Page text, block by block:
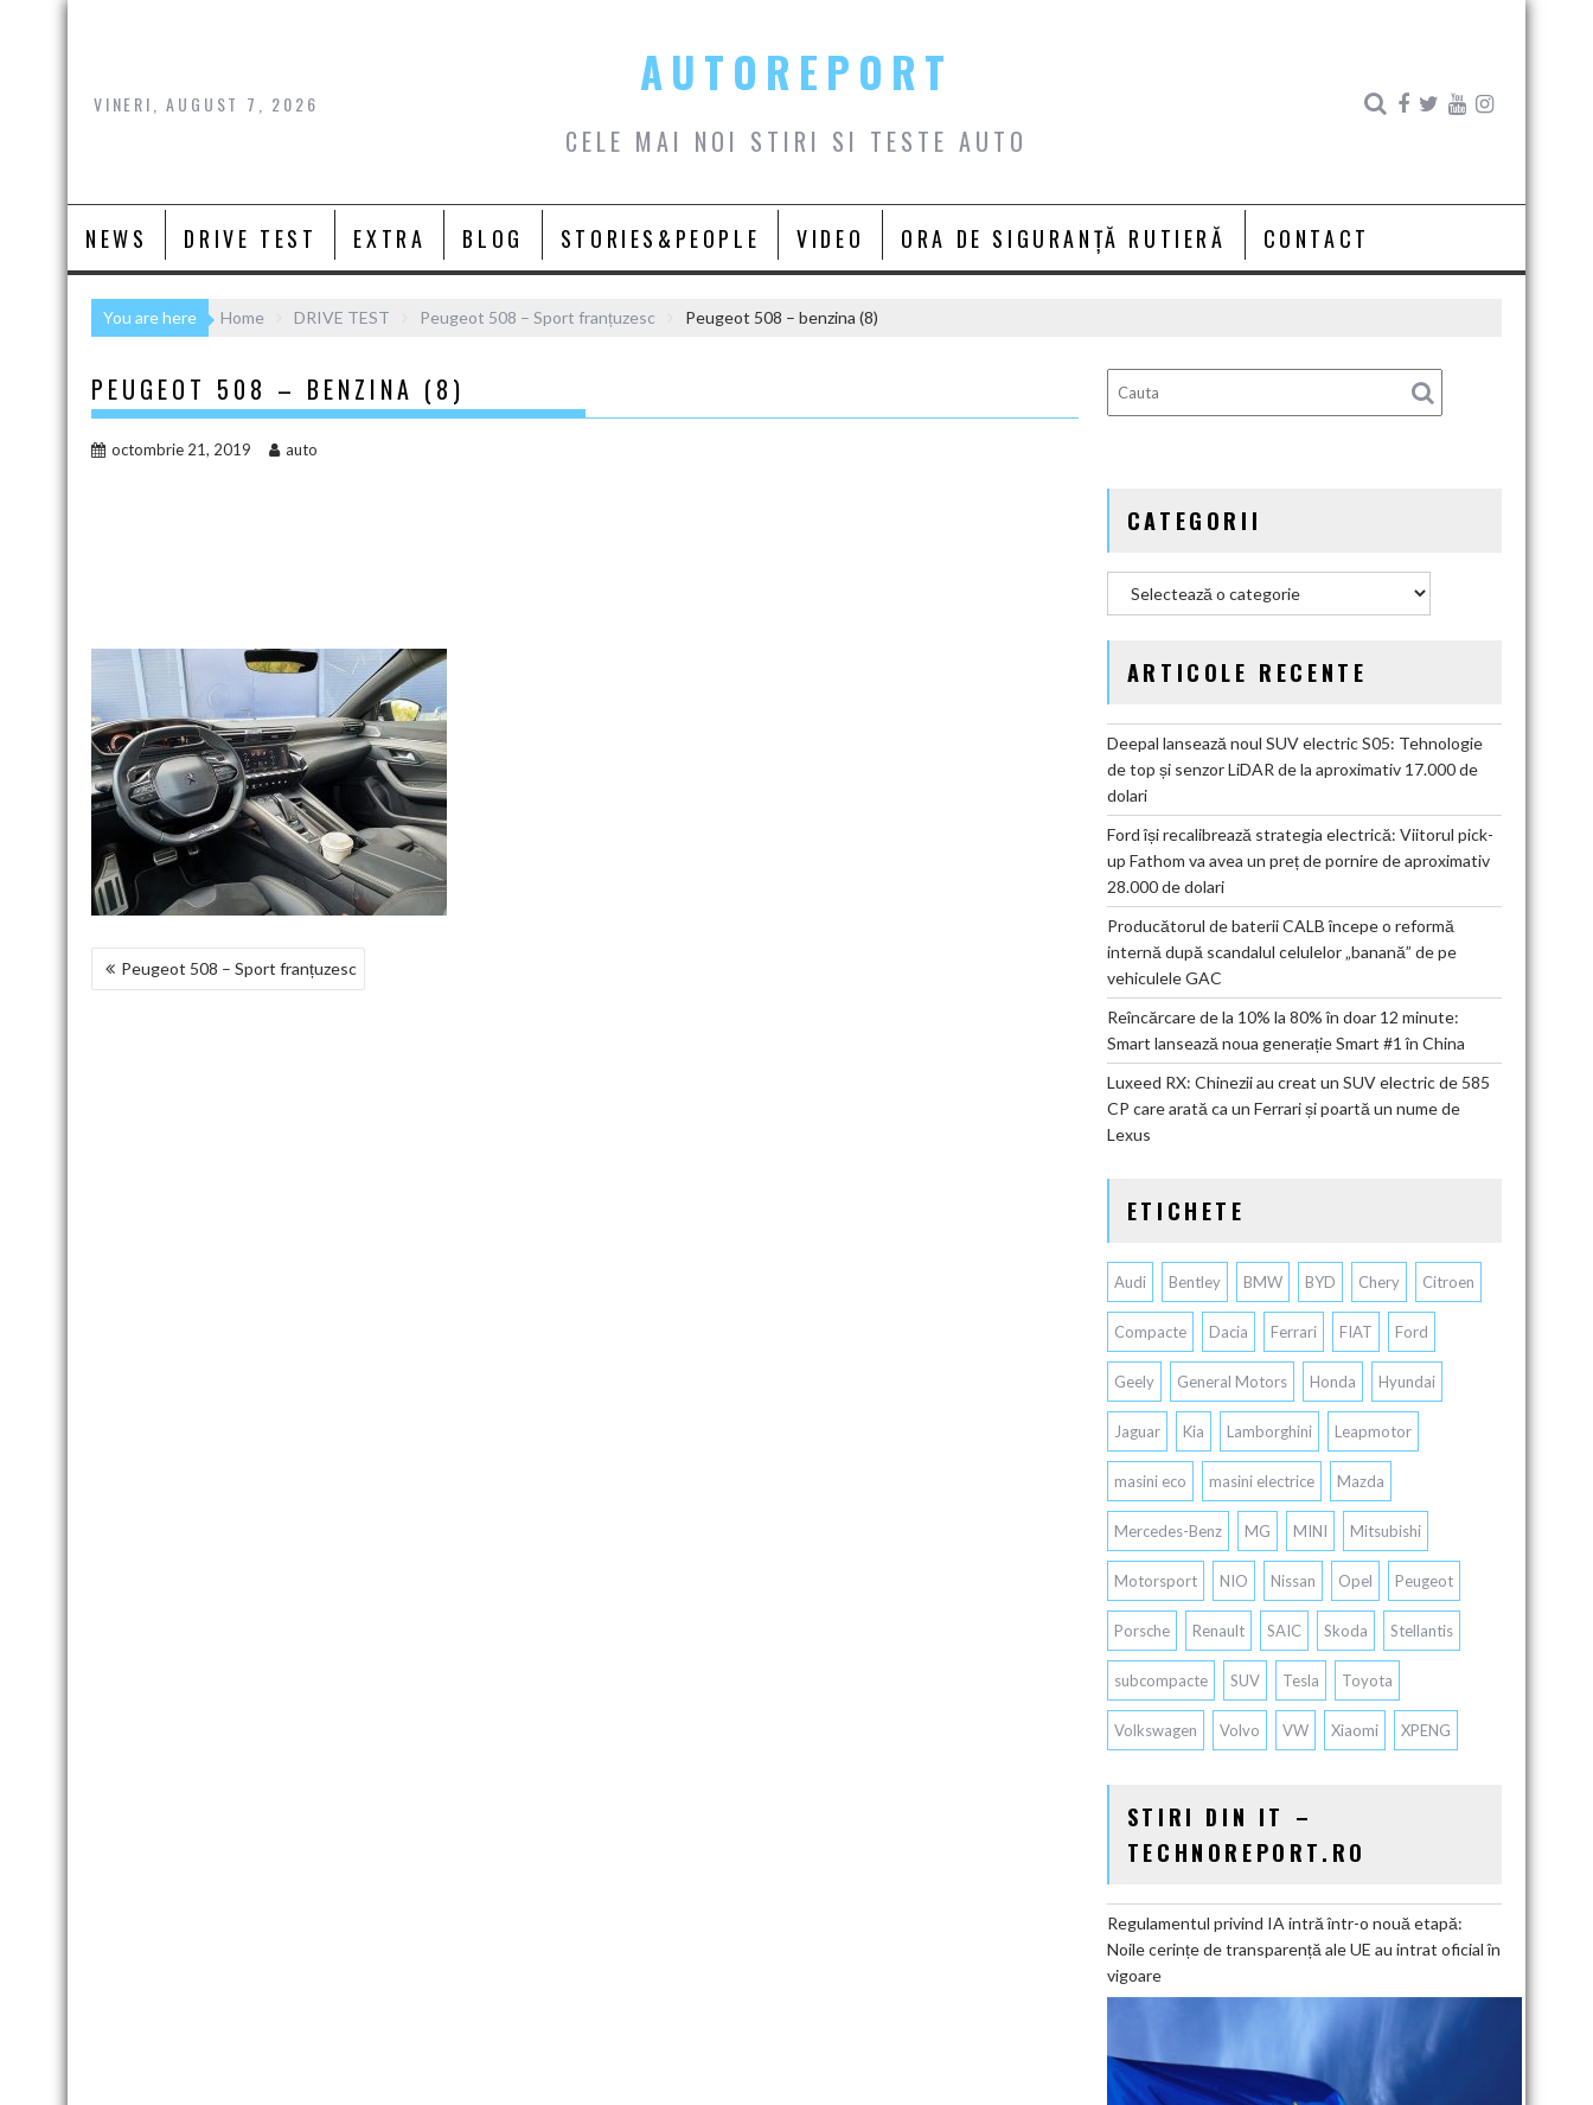
Skip
VINERI, AUGUST 7, 2026
AUTOREPORT
CELE MAI NOI STIRI SI TESTE AUTO
NEWS DRIVE TEST EXTRA BLOG STORIES&PEOPLE VIDEO ORA DE SIGURANȚĂ RUTIERĂ CONTACT
You are here Home DRIVE TEST Peugeot 508 – Sport franțuzesc Peugeot 508 – benzina (8)
PEUGEOT 508 – BENZINA (8)
octombrie 21, 2019 auto
NAVIGARE
Peugeot 508 – Sport franțuzesc
CATEGORII
ARTICOLE RECENTE
Deepal lansează noul SUV electric S05: Tehnologie
de top și senzor LiDAR de la aproximativ 17.000 de
dolari
Ford își recalibrează strategia electrică: Viitorul pick-
up Fathom va avea un preț de pornire de aproximativ
28.000 de dolari
Producătorul de baterii CALB începe o reformă
internă după scandalul celulelor „banană” de pe
vehiculele GAC
Reîncărcare de la 10% la 80% în doar 12 minute:
Smart lansează noua generație Smart #1 în China
Luxeed RX: Chinezii au creat un SUV electric de 585
CP care arată ca un Ferrari și poartă un nume de
Lexus
ETICHETE
Audi Bentley BMW BYD Chery Citroen
Compacte Dacia Ferrari FIAT Ford
Geely General Motors Honda Hyundai
Jaguar Kia Lamborghini Leapmotor
masini eco masini electrice Mazda
Mercedes-Benz MG MINI Mitsubishi
Motorsport NIO Nissan Opel Peugeot
Porsche Renault SAIC Skoda Stellantis
subcompacte SUV Tesla Toyota
Volkswagen Volvo VW Xiaomi XPENG
STIRI DIN IT –
TECHNOREPORT.RO
Regulamentul privind IA intră într-o nouă etapă:
Noile cerințe de transparență ale UE au intrat oficial în
vigoare